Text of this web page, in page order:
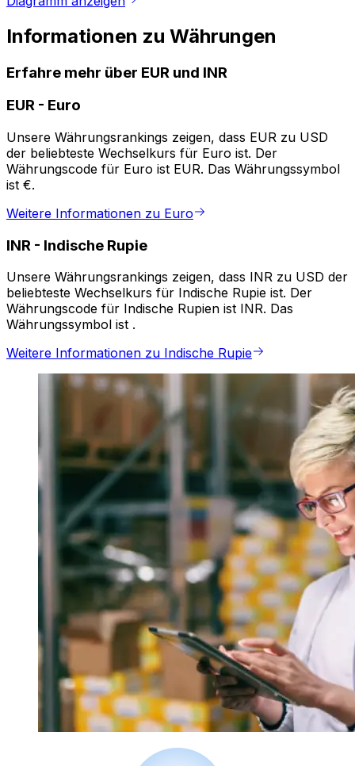
Informationen zu Währungen
Erfahre mehr über EUR und INR
EUR - Euro
Unsere Währungsrankings zeigen, dass EUR zu USD
der beliebteste Wechselkurs für Euro ist. Der
Währungscode für Euro ist EUR. Das Währungssymbol
ist €.
Weitere Informationen zu Euro
INR - Indische Rupie
Unsere Währungsrankings zeigen, dass INR zu USD der
beliebteste Wechselkurs für Indische Rupie ist. Der
Währungscode für Indische Rupien ist INR. Das
Währungssymbol ist ₹.
Weitere Informationen zu Indische Rupie